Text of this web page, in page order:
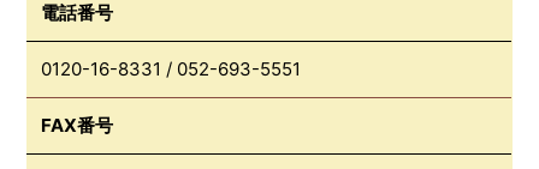
電話番号
0120-16-8331 / 052-693-5551
FAX番号